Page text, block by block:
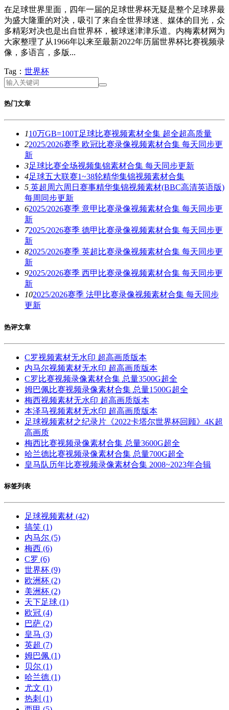
在足球世界里面，四年一届的足球世界杯无疑是整个足球界最
为盛大隆重的对决，吸引了来自全世界球迷、媒体的目光，众
多精彩对决也是出自世界杯，被球迷津津乐道。内梅素材网为
大家整理了从1966年以来至最新2022年历届世界杯比赛视频录
像，多语言，多版...
Tag： 世界杯
热门文章
110万GB=100T足球比赛视频素材全集 超全超高质量
22025/2026赛季 欧冠比赛录像视频素材合集 每天同步更
新
3足球比赛全场视频集锦素材合集 每天同步更新
4足球五大联赛1~38轮精华集锦视频素材合集
5 英超周六周日赛事精华集锦视频素材(BBC高清英语版)
每周同步更新
62025/2026赛季 意甲比赛录像视频素材合集 每天同步更
新
72025/2026赛季 德甲比赛录像视频素材合集 每天同步更
新
82025/2026赛季 英超比赛录像视频素材合集 每天同步更
新
92025/2026赛季 西甲比赛录像视频素材合集 每天同步更
新
102025/2026赛季 法甲比赛录像视频素材合集 每天同步
更新
热评文章
C罗视频素材无水印 超高画质版本
内马尔视频素材无水印 超高画质版本
C罗比赛视频录像素材合集 总量3500G超全
姆巴佩比赛视频录像素材合集 总量1500G超全
梅西视频素材无水印 超高画质版本
本泽马视频素材无水印 超高画质版本
足球视频素材之纪录片《2022卡塔尔世界杯回顾》4K超
高画质
梅西比赛视频录像素材合集 总量3600G超全
哈兰德比赛视频录像素材合集 总量700G超全
皇马队历年比赛视频录像素材合集 2008~2023年合辑
标签列表
足球视频素材 (42)
搞笑 (1)
内马尔 (5)
梅西 (6)
C罗 (6)
世界杯 (9)
欧洲杯 (2)
美洲杯 (2)
天下足球 (1)
欧冠 (4)
巴萨 (2)
皇马 (3)
英超 (7)
姆巴佩 (1)
贝尔 (1)
哈兰德 (1)
尤文 (1)
热刺 (1)